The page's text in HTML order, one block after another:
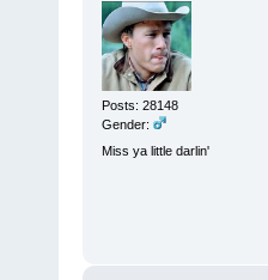
Posts: 28148
Gender:
Miss ya little darlin'